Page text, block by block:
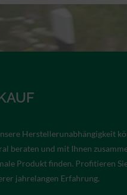
Herstellerunabhängigkeit
beraten und mit Ihnen
Produkt finden. Profitieren
jahrelangen Erfahrung.